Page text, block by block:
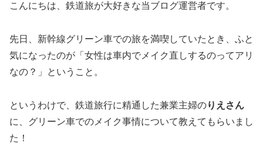
こんにちは、鉄道旅が大好きな当ブログ運営者です。
先日、新幹線グリーン車での旅を満喫していたとき、ふと
気になったのが「女性は車内でメイク直しするのってアリ
なの？」ということ。
というわけで、鉄道旅行に精通した兼業主婦のりえさん
に、グリーン車でのメイク事情について教えてもらいまし
た！